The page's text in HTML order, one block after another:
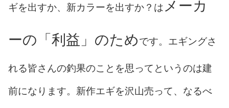
ギを出すか、新カラーを出すか？は メーカ
ーの「利益」のためです。エギングさ
れる皆さんの釣果のことを思ってというのは建
前になります。新作エギを沢山売って、なるべ